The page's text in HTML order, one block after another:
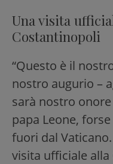
Una visita
Costantinopoli
“Questo è il
nostro augurio –
sarà nostro
papa Leone,
fuori dal
visita ufficiale alla